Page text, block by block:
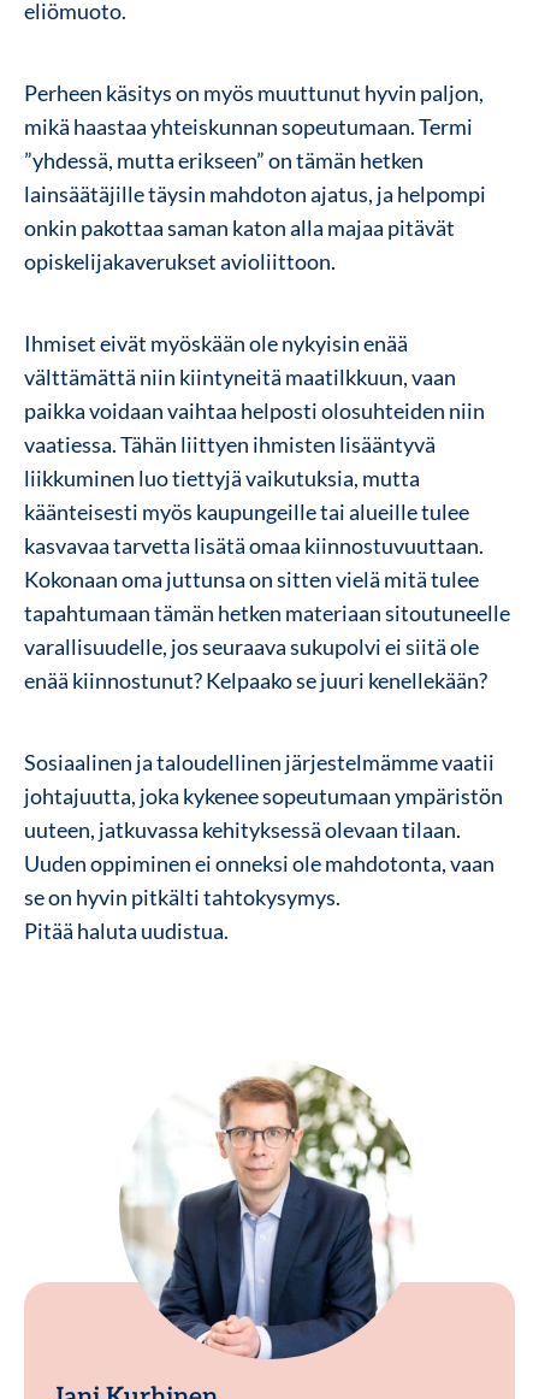
eliömuoto.
Perheen käsitys on myös muuttunut hyvin paljon,
mikä haastaa yhteiskunnan sopeutumaan. Termi
”yhdessä, mutta erikseen” on tämän hetken
lainsäätäjille täysin mahdoton ajatus, ja helpompi
onkin pakottaa saman katon alla majaa pitävät
opiskelijakaverukset avioliittoon.
Ihmiset eivät myöskään ole nykyisin enää
välttämättä niin kiintyneitä maatilkkuun, vaan
paikka voidaan vaihtaa helposti olosuhteiden niin
vaatiessa. Tähän liittyen ihmisten lisääntyvä
liikkuminen luo tiettyjä vaikutuksia, mutta
käänteisesti myös kaupungeille tai alueille tulee
kasvavaa tarvetta lisätä omaa kiinnostuvuuttaan.
Kokonaan oma juttunsa on sitten vielä mitä tulee
tapahtumaan tämän hetken materiaan sitoutuneelle
varallisuudelle, jos seuraava sukupolvi ei siitä ole
enää kiinnostunut? Kelpaako se juuri kenellekään?
Sosiaalinen ja taloudellinen järjestelmämme vaatii
johtajuutta, joka kykenee sopeutumaan ympäristön
uuteen, jatkuvassa kehityksessä olevaan tilaan.
Uuden oppiminen ei onneksi ole mahdotonta, vaan
se on hyvin pitkälti tahtokysymys.
Pitää haluta uudistua.